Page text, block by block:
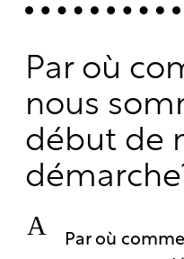
Par où
nous
début de
A
Par où